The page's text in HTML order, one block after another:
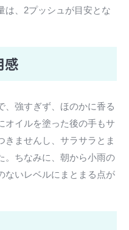
は、2プッシュが目安とな
感
、強すぎず、ほのかに香る
オイルを塗った後の手もサ
きませんし、サラサラとま
。ちなみに、朝から小雨の
ないレベルにまとまる点が